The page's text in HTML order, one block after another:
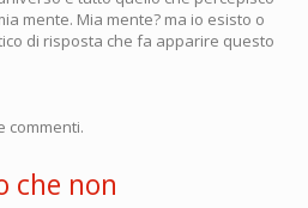
mente. Mia mente? ma io esisto o
di risposta che fa apparire questo
commenti.
che non